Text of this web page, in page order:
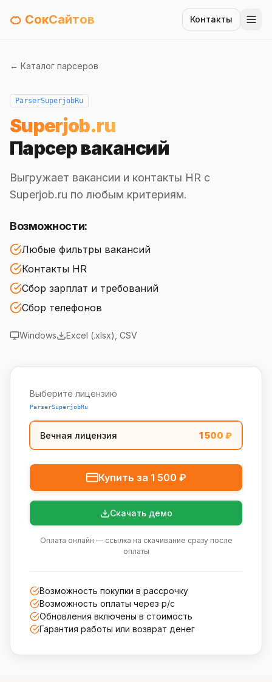
🍊 СокСайтов Контакты
← Каталог парсеров
ParserSuperjobRu
Superjob.ru
Парсер вакансий
Выгружает вакансии и контакты HR с
Superjob.ru по любым критериям.
Возможности:
Любые фильтры вакансий
Контакты HR
Сбор зарплат и требований
Сбор телефонов
Windows Excel (.xlsx), CSV
Выберите лицензию
ParserSuperjobRu
Вечная лицензия 1 500 ₽
Купить за 1 500 ₽
Скачать демо
Оплата онлайн — ссылка на скачивание сразу после
оплаты
Возможность покупки в рассрочку
Возможность оплаты через р/с
Обновления включены в стоимость
Гарантия работы или возврат денег